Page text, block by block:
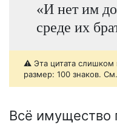
«И нет им
среде их
⚠️ Эта цитата слишком
размер: 100 знаков. См.
Всё имущество